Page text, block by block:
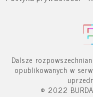
Dalsze
opublikowanych w
© 2022